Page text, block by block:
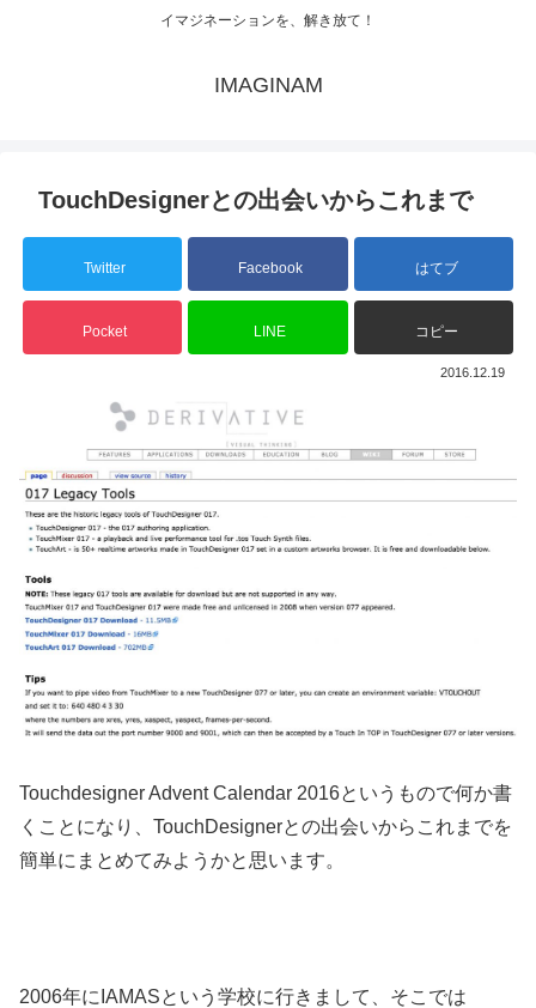
イマジネーションを、解き放て！
IMAGINAM
TouchDesignerとの出会いからこれまで
Twitter Facebook はてブ
Pocket LINE コピー
2016.12.19
Touchdesigner Advent Calendar 2016というもので何か書
くことになり、TouchDesignerとの出会いからこれまでを
簡単にまとめてみようかと思います。
2006年にIAMASという学校に行きまして、そこでは